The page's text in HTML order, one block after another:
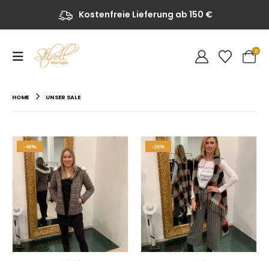
Kostenfreie Lieferung ab 150 €
0
HOME UNSER SALE
-46% -26%